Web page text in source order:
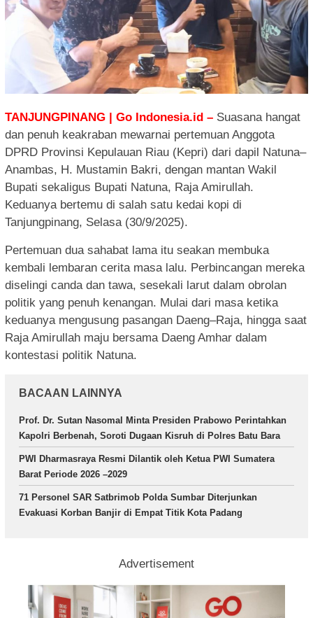
TANJUNGPINANG | Go Indonesia.id – Suasana hangat
dan penuh keakraban mewarnai pertemuan Anggota
DPRD Provinsi Kepulauan Riau (Kepri) dari dapil Natuna–
Anambas, H. Mustamin Bakri, dengan mantan Wakil
Bupati sekaligus Bupati Natuna, Raja Amirullah.
Keduanya bertemu di salah satu kedai kopi di
Tanjungpinang, Selasa (30/9/2025).
Pertemuan dua sahabat lama itu seakan membuka
kembali lembaran cerita masa lalu. Perbincangan mereka
diselingi canda dan tawa, sesekali larut dalam obrolan
politik yang penuh kenangan. Mulai dari masa ketika
keduanya mengusung pasangan Daeng–Raja, hingga saat
Raja Amirullah maju bersama Daeng Amhar dalam
kontestasi politik Natuna.
BACAAN LAINNYA
Prof. Dr. Sutan Nasomal Minta Presiden Prabowo Perintahkan
Kapolri Berbenah, Soroti Dugaan Kisruh di Polres Batu Bara
PWI Dharmasraya Resmi Dilantik oleh Ketua PWI Sumatera
Barat Periode 2026 –2029
71 Personel SAR Satbrimob Polda Sumbar Diterjunkan
Evakuasi Korban Banjir di Empat Titik Kota Padang
Advertisement